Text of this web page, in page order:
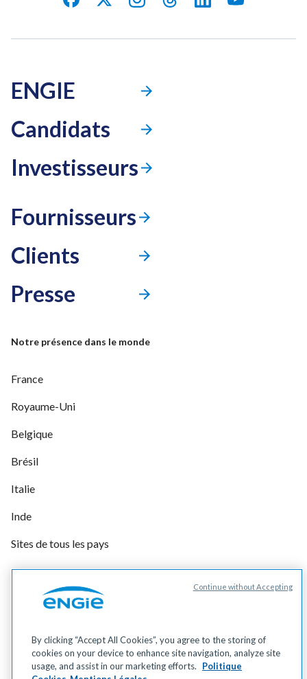
ENGIE
Candidats
Investisseurs
Fournisseurs
Clients
Presse
Notre présence dans le monde
France
Royaume-Uni
Belgique
Brésil
Italie
Inde
Sites de tous les pays
Gérer vos cookies
Données personnelles
Mentions légales
Accessibilité
By clicking “Accept All Cookies”, you agree to the storing of
cookies on your device to enhance site navigation, analyze site
usage, and assist in our marketing efforts.
Politique
Continue without Accepting